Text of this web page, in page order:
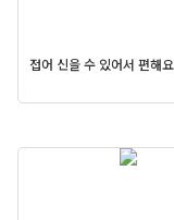
접어 신을 수 있어서 편해요